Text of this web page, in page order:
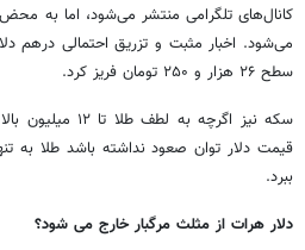
کانال‌های تلگرامی منتشر می‌شود، اما به
می‌شود. اخبار مثبت و تزریق احتمالی درهم
سطح ۲۶ هزار و ۲۵۰ تومان فریز کرد.
سکه نیز اگرچه به
قیمت دلار توان صعود نداشته باشد طلا به
ببرد.
دلار هرات از مثلث مرگبار خارج می شود؟